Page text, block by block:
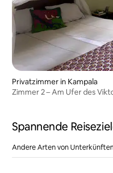
Privatzimmer in Kampala
Zimmer 2 – Am Ufer des
Spannende
Andere Arten von